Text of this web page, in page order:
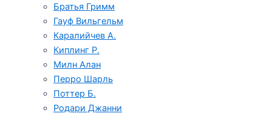
Братья Гримм
Гауф Вильгельм
Каралийчев А.
Киплинг Р.
Милн Алан
Перро Шарль
Поттер Б.
Родари Джанни